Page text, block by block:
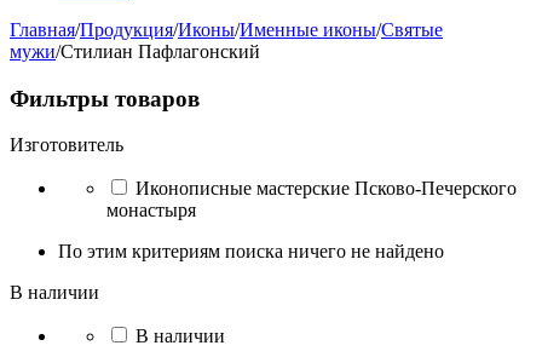
Главная/Продукция/Иконы/Именные иконы/Святые
мужи/Стилиан Пафлагонский
Фильтры товаров
Изготовитель
Иконописные мастерские Псково-Печерского
монастыря
По этим критериям поиска ничего не найдено
В наличии
В наличии